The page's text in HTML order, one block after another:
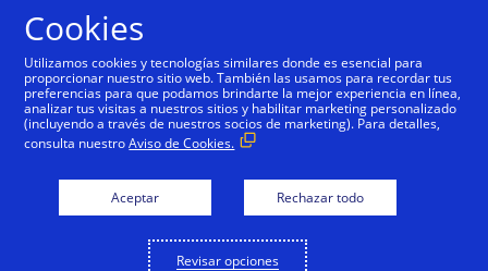
Cookies
Utilizamos cookies y tecnologías similares donde es esencial para
proporcionar nuestro sitio web. También las usamos para recordar tus
preferencias para que podamos brindarte la mejor experiencia en línea,
analizar tus visitas a nuestros sitios y habilitar marketing personalizado
(incluyendo a través de nuestros socios de marketing). Para detalles,
consulta nuestroAviso de Cookies.
Aceptar Rechazar todo
Revisar opciones